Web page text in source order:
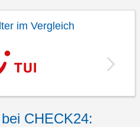
im Vergleich
CHECK24: